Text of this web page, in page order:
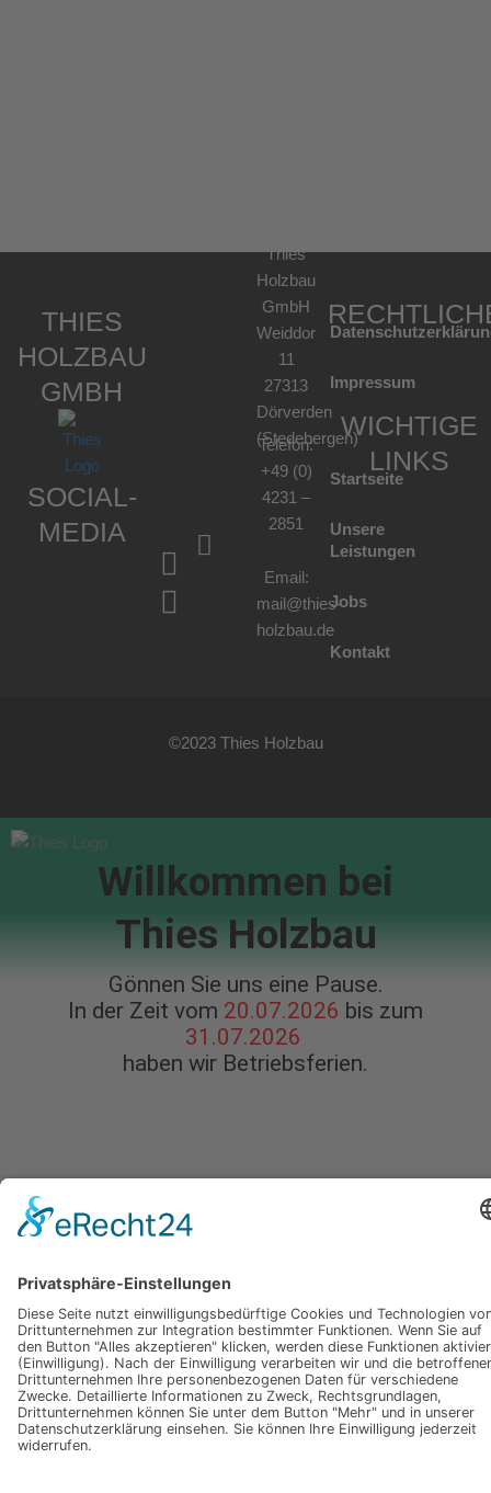
THIES
HOLZBAU
GMBH
SOCIAL-
MEDIA
Thies
Holzbau
GmbH
Weiddor
11
27313
Dörverden
(Stedebergen)
Telefon:
+49 (0)
4231 –
2851
Email:
mail@thies-
holzbau.de
Impressum
WICHTIGE
LINKS
Startseite
Unsere
Leistungen
Jobs
Kontakt
©2023 Thies Holzbau
Willkommen bei
Thies Holzbau
Gönnen Sie uns eine Pause.
In der Zeit vom 20.07.2026 bis zum
31.07.2026
haben wir Betriebsferien.